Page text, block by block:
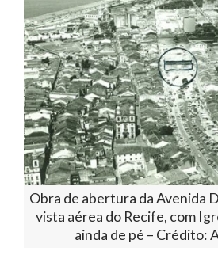
Obra de abertura da Avenida
vista aérea do Recife, com
ainda de pé – Crédito: